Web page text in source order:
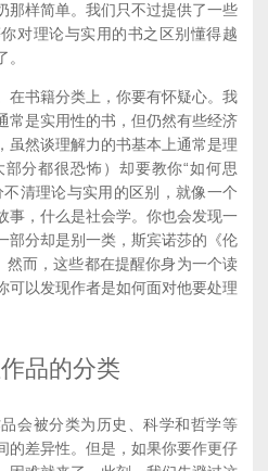
那样简单。我们只不过提供了一些
对理论与实用的书之区别懂得越
在书籍分类上，你要有怀疑心。我
常是实用性的书，但仍然有些经济
虽然谈理解力的书基本上通常是理
分都很恐怖）却要教你“如何思
清理论与实用的区别，就像一个
事，什么是社会学。你也会发现一
部分却是别一类，斯宾诺莎的《伦
然而，这些都在提醒你身为一个读
可以发现作者是如何面对他要处理
品的分类
会被分类为历史、科学和哲学等
的差异性。但是，如果你要作更仔